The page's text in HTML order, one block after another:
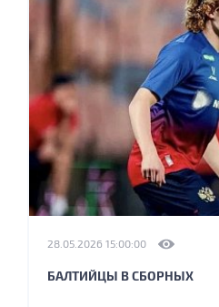
28.05.2026 15:00:00
БАЛТИЙЦЫ В СБОРНЫХ